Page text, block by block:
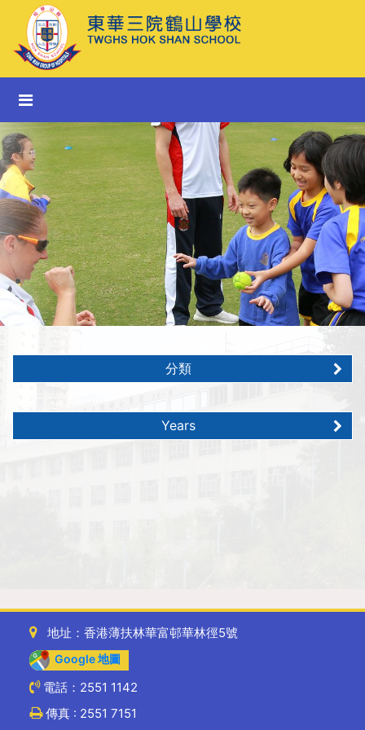
分類
Years
地址：香港薄扶林華富邨華林徑5號
Google 地圖
電話：2551 1142
傳真 : 2551 7151